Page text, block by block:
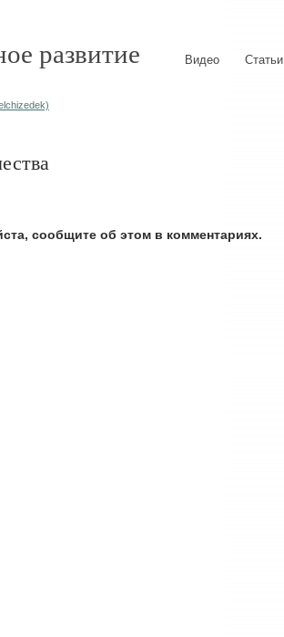
развитие Видео Статьи
сообщите об этом в комментариях.